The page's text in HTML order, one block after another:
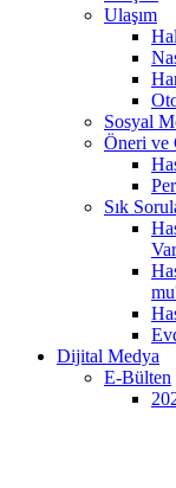
Ulaşım
Sosyal
Öneri ve
Sık
Dijital Medya
E-Bülten